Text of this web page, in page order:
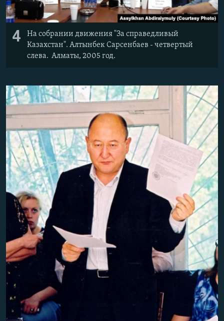
4
На собрании движения "За справедливый
Казахстан". Алтынбек Сарсенбаев - четвертый
слева. Алматы, 2005 год.